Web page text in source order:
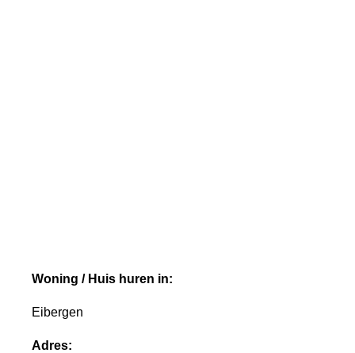
Woning / Huis huren in:
Eibergen
Adres: